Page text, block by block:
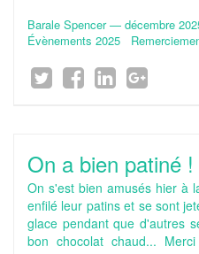
Barale Spencer— décembre
Évènements 2025
On a bien patiné !
On s'est bien amusés hier
enfilé leur patins et se sont
glace pendant que d'autres
bon chocolat chaud...